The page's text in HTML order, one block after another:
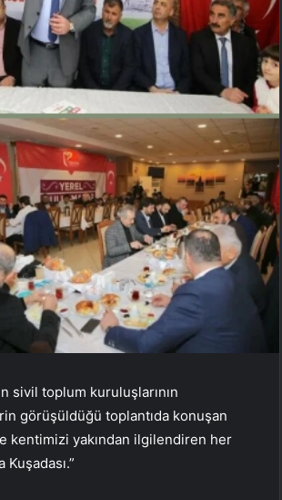
sivil toplum kuruluşlarının
görüşüldüğü toplantıda konuşan
kentimizi yakından ilgilendiren her